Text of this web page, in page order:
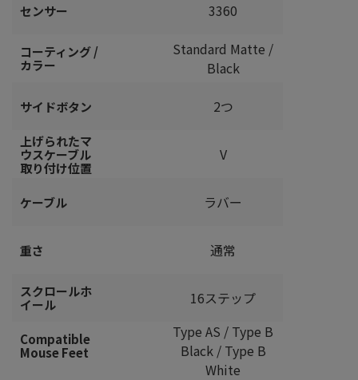
センサー
コーティング /
カラー
サイドボタン
上げられたマ
ウスケーブル
取り付け位置
ケーブル
重さ
スクロールホ
イール
Compatible
Mouse Feet
3360
Standard Matte /
Black
2つ
V
ラバー
通常
16ステップ
Type AS / Type B
Black / Type B
White